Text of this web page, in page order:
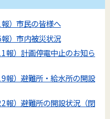
報）市民の皆様へ
報）市内被災状況
報）計画停電中止のお知ら
報）避難所・給水所の開設
報）避難所の開設状況（閉